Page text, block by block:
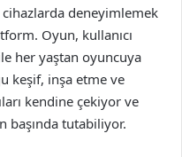
deneyimlemek
Oyun, kullanıcı
her yaştan oyuncuya
keşif, inşa etme ve
kendine çekiyor ve
başında tutabiliyor.